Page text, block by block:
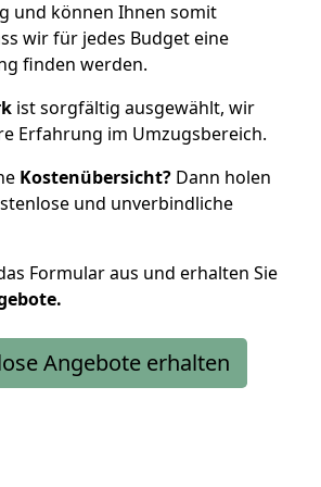
und können Ihnen somit
wir für jedes Budget eine
finden werden.
ist sorgfältig ausgewählt, wir
Erfahrung im Umzugsbereich.
Kostenübersicht? Dann holen
und unverbindliche
Formular aus und erhalten Sie
Angebote erhalten